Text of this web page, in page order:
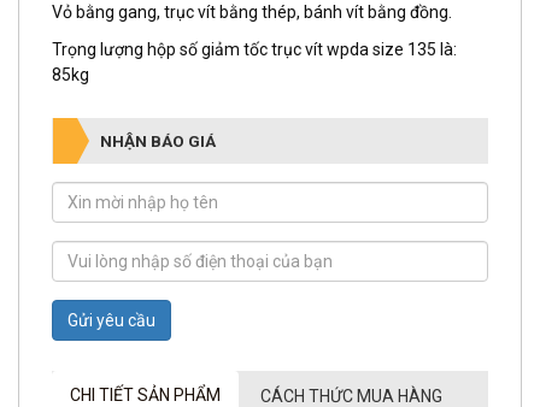
Vỏ bằng gang, trục vít bằng thép, bánh vít bằng đồng.
Trọng lượng hộp số giảm tốc trục vít wpda size 135 là:
85kg
NHẬN BÁO GIÁ
Gửi yêu cầu
CHI TIẾT SẢN PHẨM CÁCH THỨC MUA HÀNG